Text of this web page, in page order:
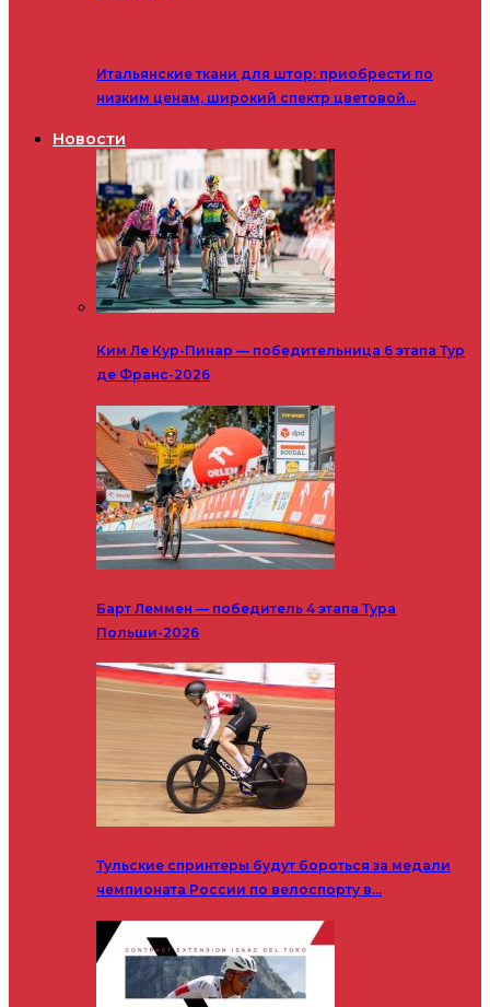
Итальянские ткани для штор: приобрести по
низким ценам, широкий спектр цветовой…
Новости
Ким Ле Кур-Пинар — победительница 6 этапа Тур
де Франс-2026
Барт Леммен — победитель 4 этапа Тура
Польши-2026
Тульские спринтеры будут бороться за медали
чемпионата России по велоспорту в…